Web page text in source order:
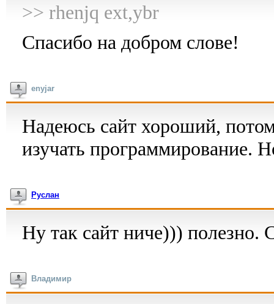
>> rhenjq ext,ybr
Спасибо на добром слове!
enyjar
Надеюсь сайт хороший,
изучать программирование.
Руслан
Ну так сайт ниче))) полезно.
Владимир